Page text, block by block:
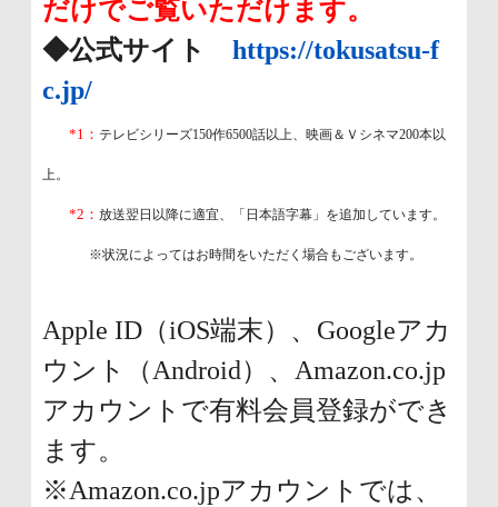
だけでご覧いただけます。
◆公式サイト https://tokusatsu-f
c.jp/
*1： テレビシリーズ150作6500話以上、映画＆Ｖシネマ200本以
上。
*2： 放送翌日以降に適宜、「日本語字幕」を追加しています。
※状況によってはお時間をいただく場合もございます。
Apple ID（iOS端末）、Googleアカ
ウント（Android）、Amazon.co.jp
アカウントで有料会員登録ができ
ます。
※Amazon.co.jpアカウントでは、